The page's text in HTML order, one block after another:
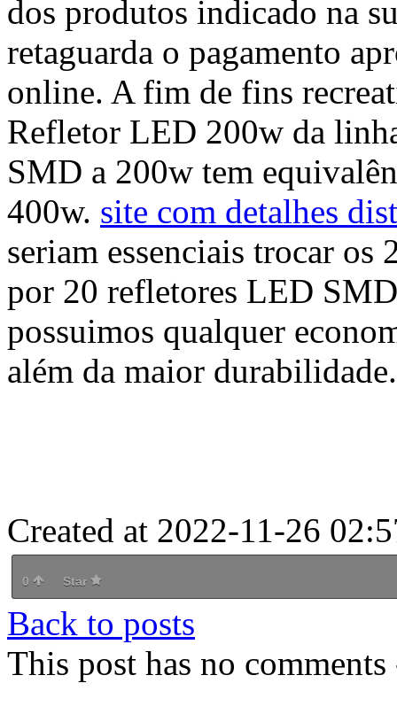
dos produtos indicado na
retaguarda o pagamento
online. A fim de fins
Refletor LED 200w da
SMD a 200w tem
400w. site com detalhes
seriam essenciais trocar
por 20 refletores LED
possuimos qualquer
além da maior durabilidade.
Created at 2022-11-26
0 Star
Back to posts
This post has no